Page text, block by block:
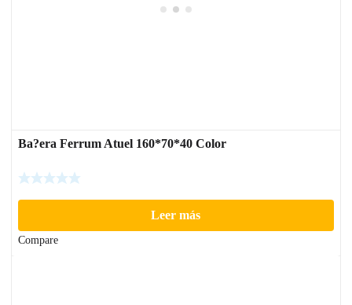
Ba?era Ferrum Atuel 160*70*40 Color
Leer más
Compare